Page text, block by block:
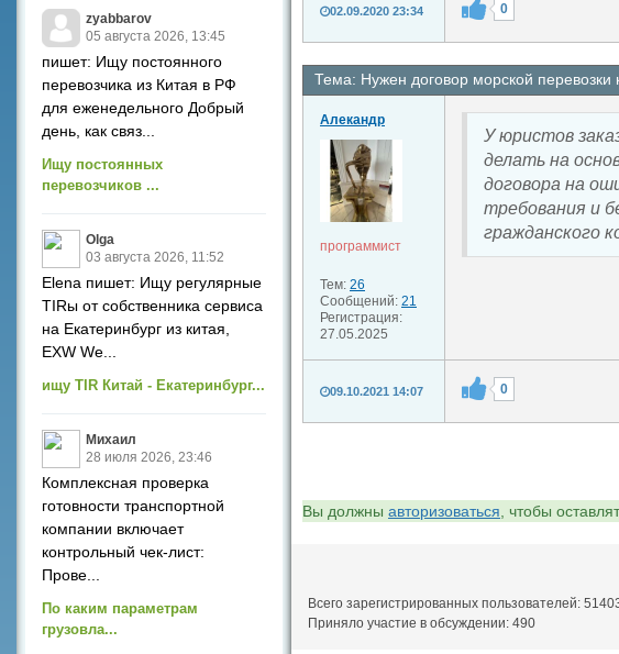
02.09.2020 23:34 0
Тема: Нужен договор морской перевозки
Алекандр
программист
Тем: 26
Сообщений: 21
Регистрация:
27.05.2025
У юристов
делать на
договора на
требования и
гражданского
09.10.2021 14:07 0
Вы должны авторизоваться , чтобы
Всего зарегистрированных пользователей:
Приняло участие в обсуждении: 490
zyabbarov
05 августа 2026, 13:45
пишет: Ищу постоянного
перевозчика из Китая в РФ
для еженедельного Добрый
день, как связ...
Ищу постоянных
перевозчиков ...
Olga
03 августа 2026, 11:52
Elena пишет: Ищу регулярные
TIRы от собственника сервиса
на Екатеринбург из китая,
EXW We...
ищу TIR Китай - Екатеринбург...
Михаил
28 июля 2026, 23:46
Комплексная проверка
готовности транспортной
компании включает
контрольный чек-лист:
Прове...
По каким параметрам
грузовла...